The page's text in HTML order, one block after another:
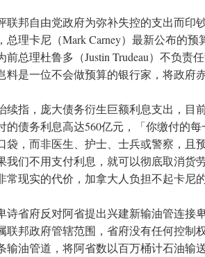
联邦自由党政府为弥补失控的支出而印
总理卡尼（Mark Carney）最新公布的
前总理杜鲁多（Justin Trudeau）不负责
料是一位不会做预算的银行家，将政府
续指，庞大债务衍生巨额利息支出，目
的债务利息高达560亿元，「你缴付的
袋，而非医生、护士、士兵或警察，且
我们不用支付利息，就可以彻底取消货
常现实的代价，加拿大人负担不起卡尼
诗省府反对阿省提出兴建新输油管连接
联邦政府管辖范围，省府没有任何控制
输油管道，将阿省数以百万桶计石油输